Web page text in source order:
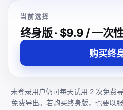
当前选择
终身版 · $9.9 / 一次
购买终
未登录用户仍可每天试用 2 次免费
免费导出。若购买终身版，也要以